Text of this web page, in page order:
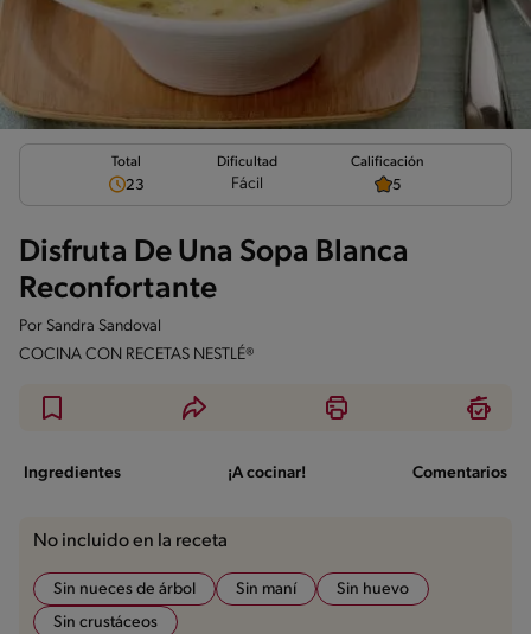
Total
23
Dificultad
Fácil
Calificación
5
Disfruta De Una Sopa Blanca
Reconfortante
Por Sandra Sandoval
COCINA CON RECETAS NESTLÉ®
Ingredientes ¡A cocinar! Comentarios
No incluido en la receta
Sin nueces de árbol Sin maní
Sin huevo
Sin crustáceos